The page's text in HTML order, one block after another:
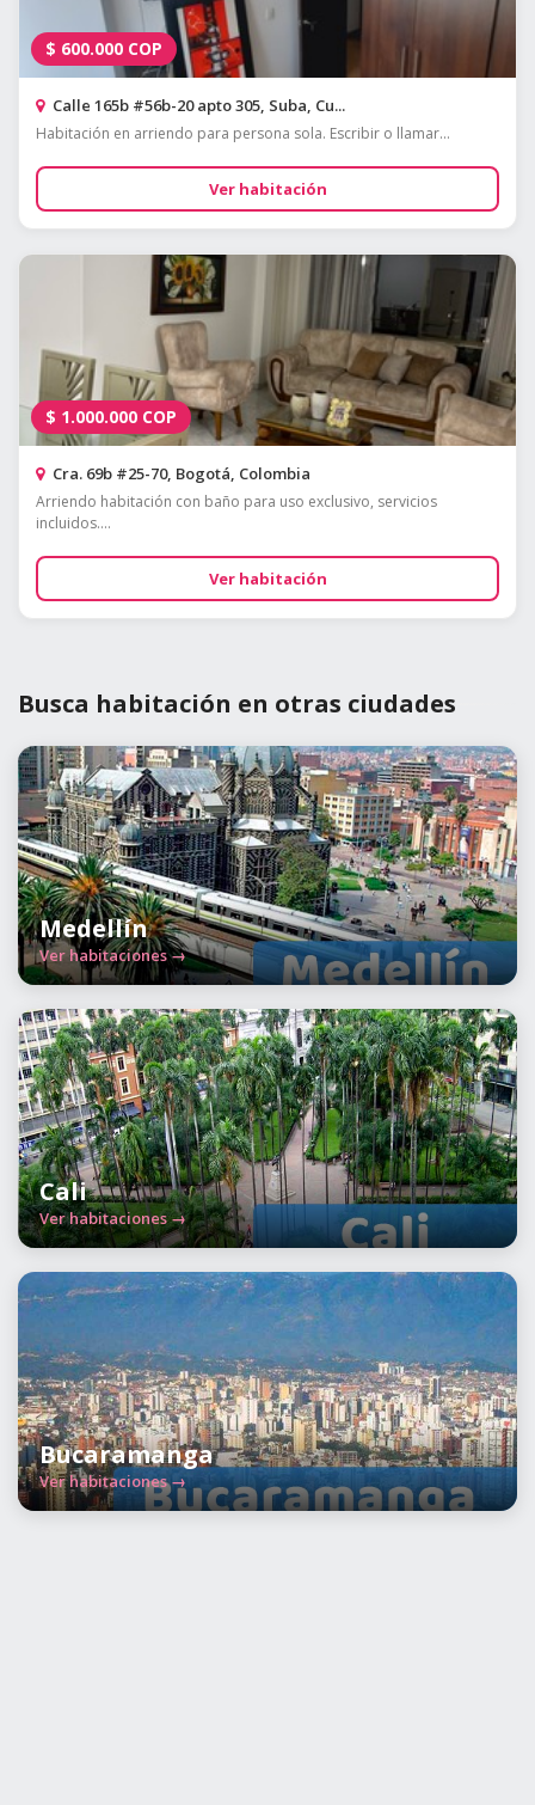
$ 600.000 COP
Calle 165b #56b-20 apto 305, Suba, Cu...
Habitación en arriendo para persona sola. Escribir o llamar...
Ver habitación
$ 1.000.000 COP
Cra. 69b #25-70, Bogotá, Colombia
Arriendo habitación con baño para uso exclusivo, servicios
incluidos....
Ver habitación
Busca habitación en otras ciudades
Medellín
Ver habitaciones →
Cali
Ver habitaciones →
Bucaramanga
Ver habitaciones →